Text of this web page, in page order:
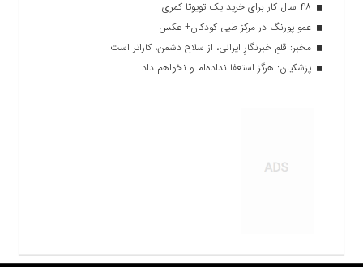
عمو پورنگ در مرکز طبی کودکان+ عکس
مخبر: قلمِ خبرنگارِ ایرانی، از سلاح دشمن، کاراتر است
پزشکیان: هرگز استعفا نداده‌ام و نخواهم داد